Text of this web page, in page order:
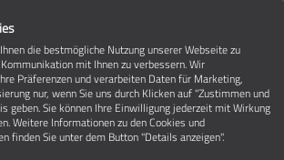
in 22177 Hamburg-
Steilshoop
die bestmögliche Nutzung unserer Webseite zu
mit Ihnen zu verbessern. Wir
Präferenzen und verarbeiten Daten für Marketing,
nur, wenn Sie uns durch Klicken auf "Zustimmen und
geben. Sie können Ihre Einwilligung jederzeit mit Wirkung
Weitere Informationen zu den Cookies und
finden Sie unter dem Button "Details anzeigen".